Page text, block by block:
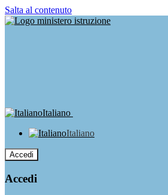
Salta al contenuto
Italiano
Italiano
Accedi
Accedi